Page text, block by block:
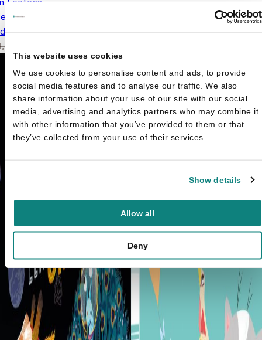
This website uses cookies
We use cookies to personalise content and ads, to provide
social media features and to analyse our traffic. We also
share information about your use of our site with our social
media, advertising and analytics partners who may combine it
with other information that you’ve provided to them or that
they’ve collected from your use of their services.
Show details
Allow all
Deny
lezen en tellen met Jana
dino's - Storm op zee
Nana van het Roversbos: het
geheim - Een vrolijk verhaal